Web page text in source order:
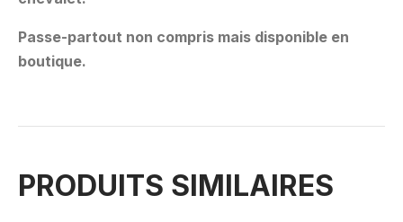
Passe-partout non compris mais disponible en
boutique.
PRODUITS SIMILAIRES